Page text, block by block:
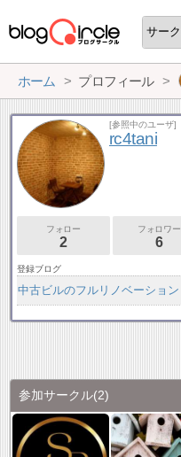
ホーム プロフィール
[参照中のユーザ]
rc4tani
フォロー
2
フォロワー
6
登録ブログ
中古ビルのフルリノベーション
参加サークル(2)